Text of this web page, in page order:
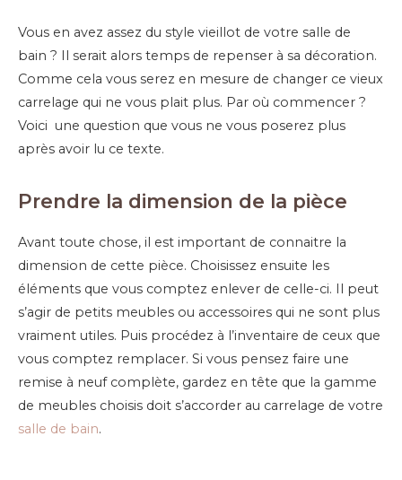
Vous en avez assez du style vieillot de votre salle de
bain ? Il serait alors temps de repenser à sa décoration.
Comme cela vous serez en mesure de changer ce vieux
carrelage qui ne vous plait plus. Par où commencer ?
Voici une question que vous ne vous poserez plus
après avoir lu ce texte.
Prendre la dimension de la pièce
Avant toute chose, il est important de connaitre la
dimension de cette pièce. Choisissez ensuite les
éléments que vous comptez enlever de celle-ci. Il peut
s’agir de petits meubles ou accessoires qui ne sont plus
vraiment utiles. Puis procédez à l’inventaire de ceux que
vous comptez remplacer. Si vous pensez faire une
remise à neuf complète, gardez en tête que la gamme
de meubles choisis doit s’accorder au carrelage de votre
salle de bain.